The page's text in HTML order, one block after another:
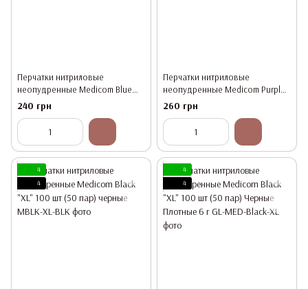
Перчатки нитриловые
неопудренные Medicom Blue
"XL" 100 шт (50 пар) Синие
240 грн
Перчатки нитриловые
неопудренные Medicom Purple
"S" 100 шт (50 пар) Фиолетовые
260 грн
4
4
4
4